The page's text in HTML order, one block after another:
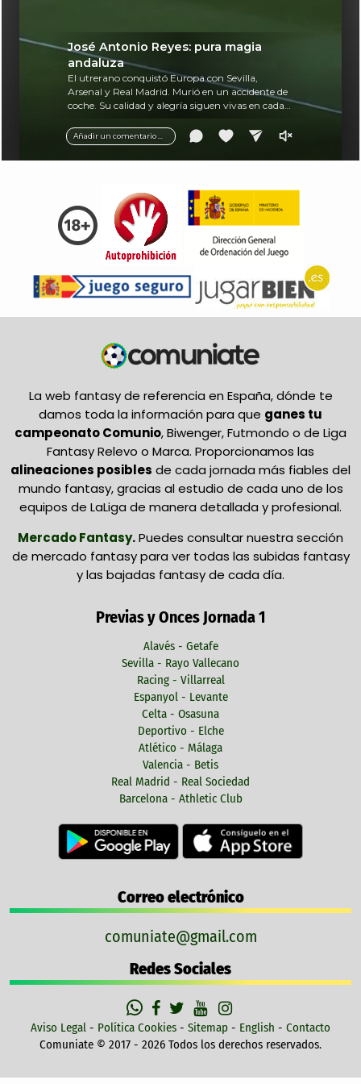
Añadir un comentario ...
José Antonio Reyes: pura magia
andaluza
El utrerano conquistó Europa con Sevilla,
Arsenal y Real Madrid. Murió en un accidente de
coche. Su calidad y alegría siguen vivas en cada
La web fantasy de referencia en España, dónde te
damos toda la información para que ganes tu
campeonato Comunio, Biwenger, Futmondo o de Liga
Fantasy Relevo o Marca. Proporcionamos las
alineaciones posibles de cada jornada más fiables del
mundo fantasy, gracias al estudio de cada uno de los
equipos de LaLiga de manera detallada y profesional.
Mercado Fantasy.Puedes consultar nuestra sección
de mercado fantasy para ver todas las subidas fantasy
y las bajadas fantasy de cada día.
Previas y Onces Jornada 1
Alavés - Getafe
Sevilla - Rayo Vallecano
Racing - Villarreal
Espanyol - Levante
Celta - Osasuna
Deportivo - Elche
Atlético - Málaga
Valencia - Betis
Real Madrid - Real Sociedad
Barcelona - Athletic Club
Correo electrónico
comuniate@gmail.com
Redes Sociales
Aviso Legal - Política Cookies - Sitemap - English - Contacto
Comuniate © 2017 - 2026 Todos los derechos reservados.